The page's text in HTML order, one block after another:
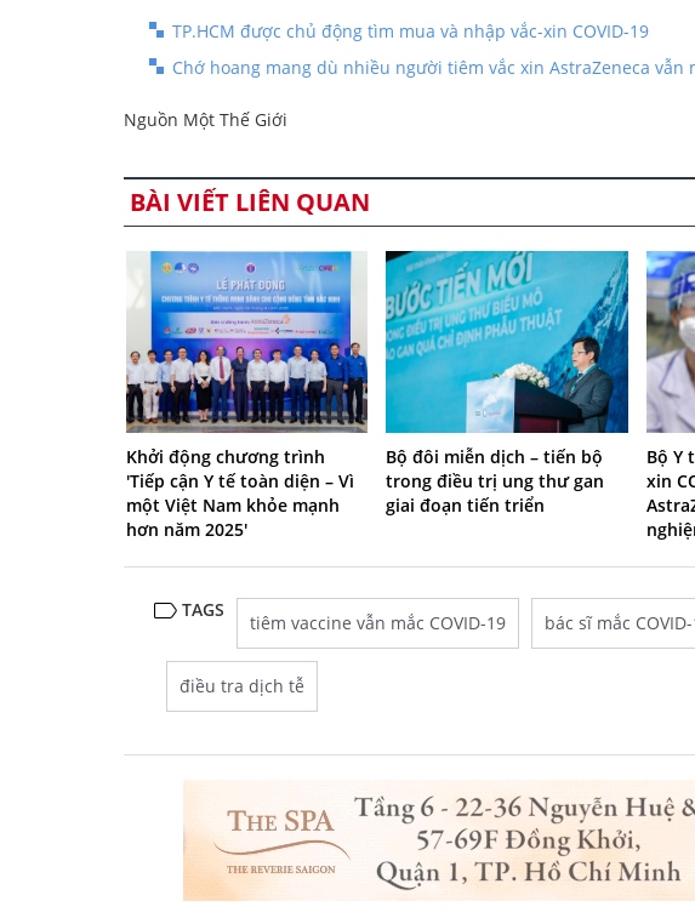
TP.HCM được chủ động tìm mua và nhập vắc-xin COVID-19
Chớ hoang mang dù nhiều người tiêm vắc xin AstraZeneca vẫn
Nguồn Một Thế Giới
BÀI VIẾT LIÊN QUAN
Khởi động chương trình
'Tiếp cận Y tế toàn diện – Vì
một Việt Nam khỏe mạnh
hơn năm 2025'
Bộ đôi miễn dịch – tiến bộ
trong điều trị ung thư gan
giai đoạn tiến triển
Bộ Y
xin
TAGS
tiêm vaccine vẫn mắc COVID-19 bác sĩ mắc
điều tra dịch tễ